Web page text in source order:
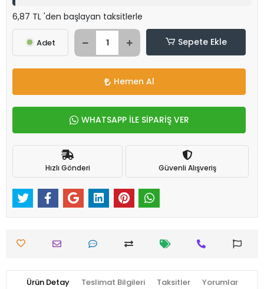
6,87 TL 'den başlayan taksitlerle
Adet Sepete Ekle
Hemen Al
WHATSAPP İLE SİPARİŞ VER
Hızlı Gönderi Güvenli Alışveriş
Ürün Detay Teslimat Bilgileri Taksitler Yorumlar